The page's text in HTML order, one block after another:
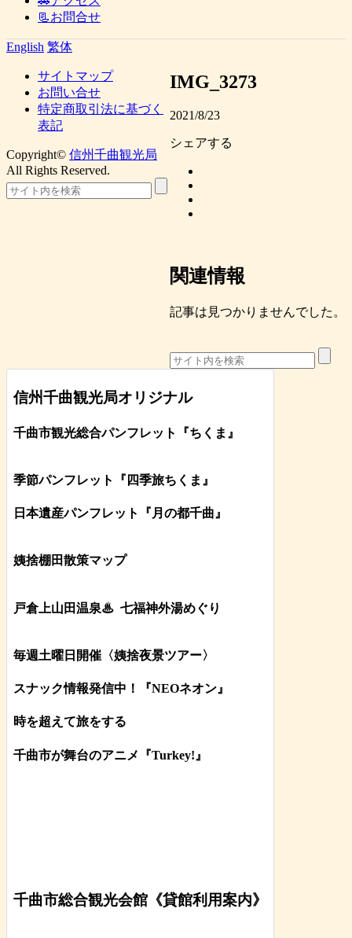
📃お問合せ
English 繁体
IMG_3273
2021/8/23
シェアする
関連情報
記事は見つかりませんでした。
信州千曲観光局オリジナル
千曲市観光総合パンフレット 『ちくま 』
季節パンフレット『四季旅ちくま』
日本遺産パンフレット 『月の都千曲 』
姨捨棚田散策マップ
戸倉上山田温泉♨ 七福神外湯めぐり
毎週土曜日開催〈姨捨夜景ツアー〉
スナック情報発信中！『NEOネオン』
時を超えて旅をする
千曲市が舞台のアニメ『Turkey!』
千曲市総合観光会館《貸館利用案内》
サイトマップ
お問い合せ
特定商取引法に基づく
表記
Copyright© 信州千曲観光局
All Rights Reserved.